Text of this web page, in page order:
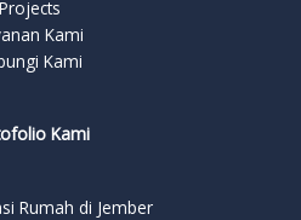
Projects
Kami
Kami
Kami
Rumah di Jember